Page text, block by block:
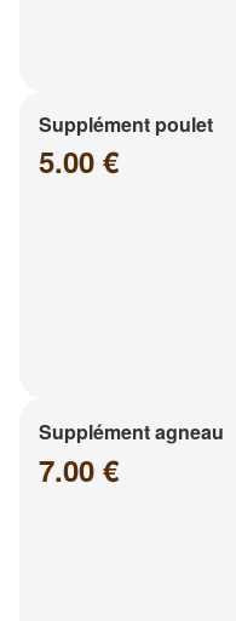
Supplément poulet
5.00 €
Supplément agneau
7.00 €